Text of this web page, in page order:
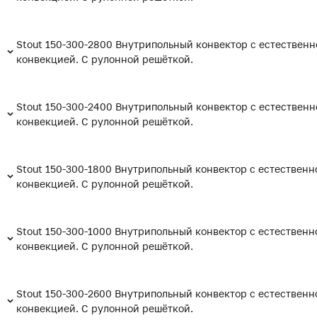
Stout 150-300-2800 Внутрипольный конвектор с
конвекцией. С рулонной решёткой.
Stout 150-300-2400 Внутрипольный конвектор с
конвекцией. С рулонной решёткой.
Stout 150-300-1800 Внутрипольный конвектор с
конвекцией. С рулонной решёткой.
Stout 150-300-1000 Внутрипольный конвектор с
конвекцией. С рулонной решёткой.
Stout 150-300-2600 Внутрипольный конвектор с
конвекцией. С рулонной решёткой.